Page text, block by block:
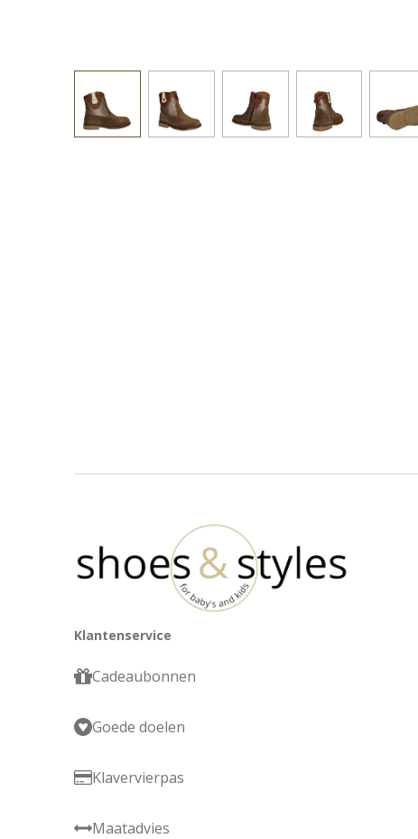
Klantenservice
Cadeaubonnen
Goede doelen
Klavervierpas
Maatadvies